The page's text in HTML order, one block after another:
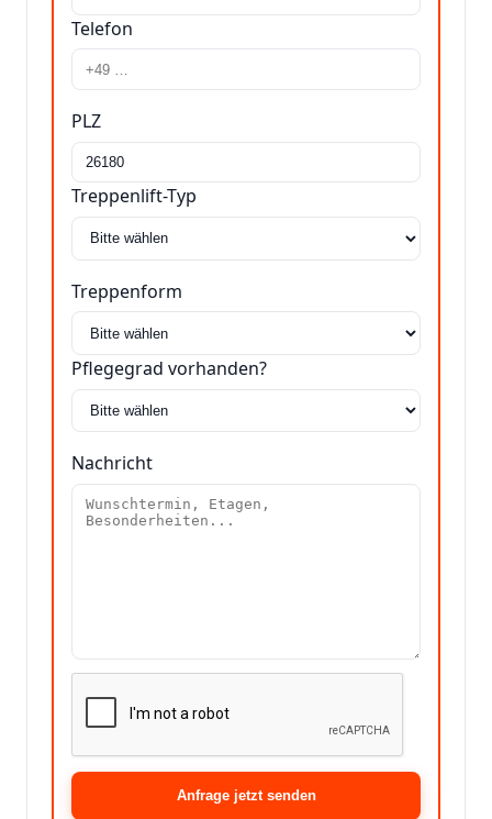
Telefon
PLZ
Treppenlift-Typ
Treppenform
Pflegegrad vorhanden?
Nachricht
Anfrage jetzt senden